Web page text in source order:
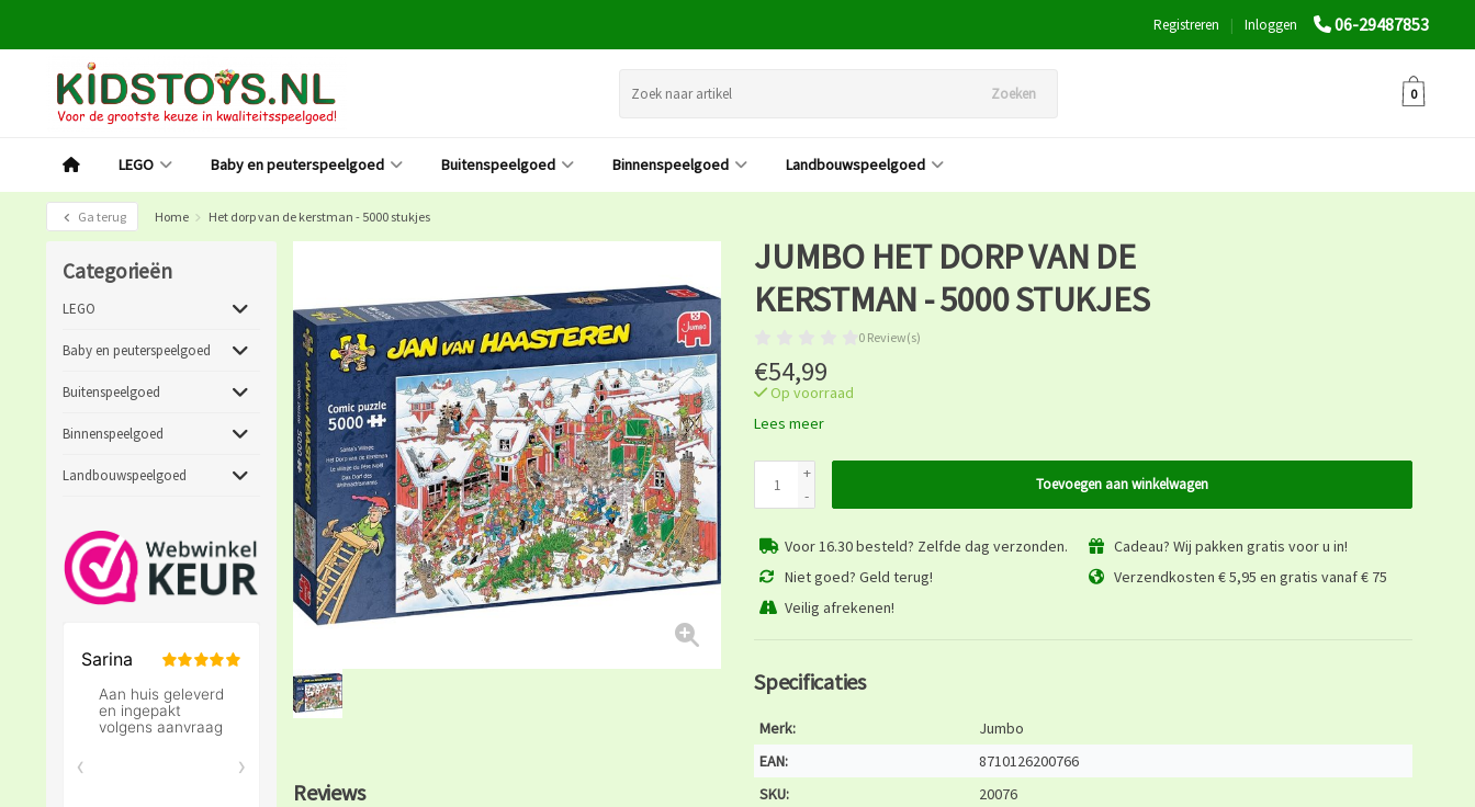
06-29487853
Inloggen
|
Registreren
Zoeken 0
LEGO Baby en peuterspeelgoed Buitenspeelgoed Binnenspeelgoed Landbouwspeelgoed
Ga terug Home Het dorp van de kerstman - 5000 stukjes
Categorieën
LEGO
Baby en peuterspeelgoed
Buitenspeelgoed
Binnenspeelgoed
Landbouwspeelgoed
Reviews
JUMBO HET DORP VAN DE
KERSTMAN - 5000 STUKJES
0 Review(s)
€54,99
Op voorraad
Lees meer
+
-
Toevoegen aan winkelwagen
Voor 16.30 besteld? Zelfde dag verzonden.
Cadeau? Wij pakken gratis voor u in!
Niet goed? Geld terug!
Verzendkosten € 5,95 en gratis vanaf € 75
Veilig afrekenen!
Specificaties
Merk:
Jumbo
EAN:
8710126200766
SKU:
20076